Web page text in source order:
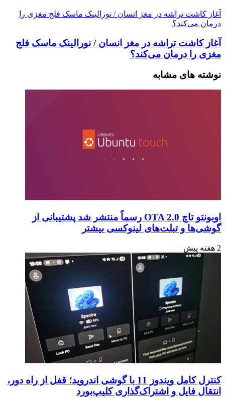
آغاز کاشت تراشه در مغز انسان / نورالینک ماسک فلج مغزی را
درمان می‌کند؟
آغاز کاشت تراشه در مغز انسان / نورالینک ماسک فلج
مغزی را درمان می‌کند؟
نوشته های مشابه
اوبونتو تاچ OTA 2.0 رسماً منتشر شد پشتیبانی از
گوشی‌ها و تبلت‌های لینوکسی بیشتر
2 هفته پیش
کنترل کامل ویندوز 11 با گوشی اندروید؛ قفل از راه دور،
انتقال فایل و اشتراک‌گذاری کلیپ‌بورد